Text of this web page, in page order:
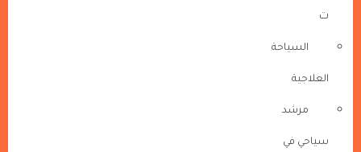
ت
السياحة
العلاجية
مرشد
سياحي في